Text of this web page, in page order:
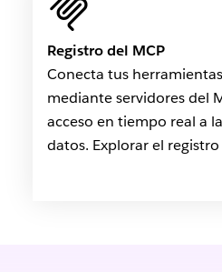
Registro del MCP
Conecta tus
mediante servidores del
acceso en tiempo real a
datos. Explorar el